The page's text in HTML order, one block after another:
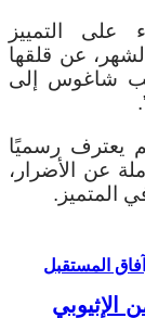
المستقبل
على التمييز
عن قلقها
شاغوس إلى
يعترف رسميًا
عن الأضرار،
المتميز.
والأمن الإثيوبي